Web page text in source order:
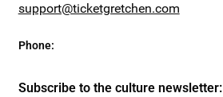
support@ticketgretchen.com
Phone:
Subscribe to the culture newsletter: